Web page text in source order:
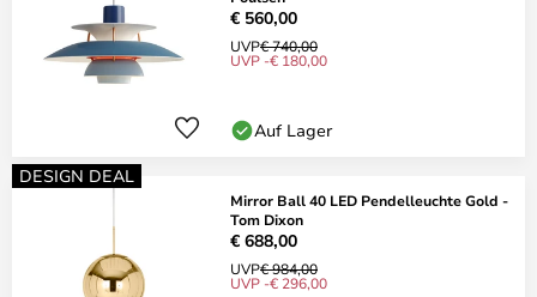
€ 560,00
UVP€ 740,00
UVP -€ 180,00
Auf Lager
DESIGN DEAL
Mirror Ball 40 LED Pendelleuchte Gold -
Tom Dixon
€ 688,00
UVP€ 984,00
UVP -€ 296,00